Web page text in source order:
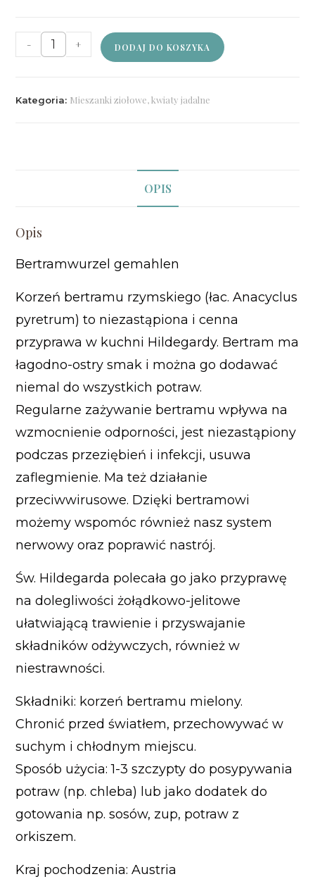
- + DODAJ DO KOSZYKA
Kategoria: Mieszanki ziołowe, kwiaty jadalne
OPIS
Opis
Bertramwurzel gemahlen
Korzeń bertramu rzymskiego (łac. Anacyclus
pyretrum) to niezastąpiona i cenna
przyprawa w kuchni Hildegardy. Bertram ma
łagodno-ostry smak i można go dodawać
niemal do wszystkich potraw.
Regularne zażywanie bertramu wpływa na
wzmocnienie odporności, jest niezastąpiony
podczas przeziębień i infekcji, usuwa
zaflegmienie. Ma też działanie
przeciwwirusowe. Dzięki bertramowi
możemy wspomóc również nasz system
nerwowy oraz poprawić nastrój.
Św. Hildegarda polecała go jako przyprawę
na dolegliwości żołądkowo-jelitowe
ułatwiającą trawienie i przyswajanie
składników odżywczych, również w
niestrawności.
Składniki: korzeń bertramu mielony.
Chronić przed światłem, przechowywać w
suchym i chłodnym miejscu.
Sposób użycia: 1-3 szczypty do posypywania
potraw (np. chleba) lub jako dodatek do
gotowania np. sosów, zup, potraw z
orkiszem.
Kraj pochodzenia: Austria